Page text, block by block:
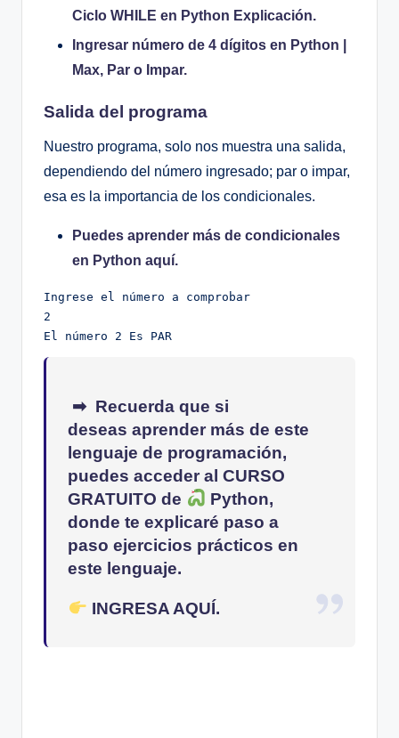
Ciclo WHILE en Python Explicación.
Ingresar número de 4 dígitos en Python |
Max, Par o Impar.
Salida del programa
Nuestro programa, solo nos muestra una salida,
dependiendo del número ingresado; par o impar,
esa es la importancia de los condicionales.
Puedes aprender más de condicionales
en Python aquí.
Ingrese el número a comprobar
2
El número 2 Es PAR
➡ Recuerda que si
deseas aprender más de este
lenguaje de programación,
puedes acceder alCURSO
GRATUITO de Python,
donde te explicaré paso a
paso ejercicios prácticos en
este lenguaje.
INGRESA AQUÍ.